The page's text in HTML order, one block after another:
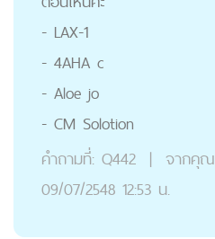
- LAX-1
- 4AHA c
- Aloe jo
- CM Solotion
คำถามที่: Q442 | จากคุณ
09/07/2548 12:53 น.